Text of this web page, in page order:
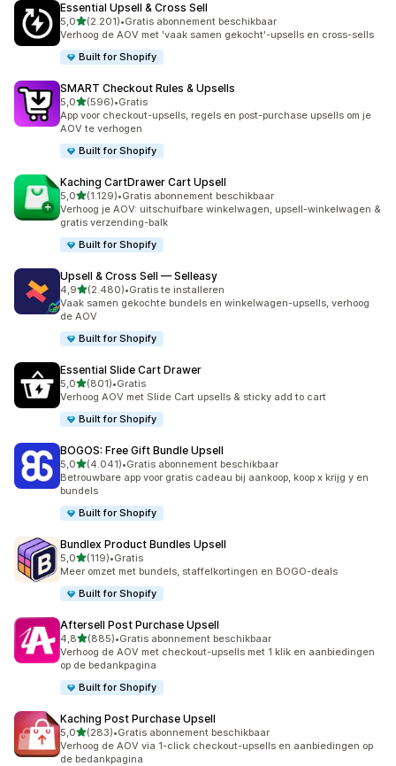
Essential Upsell & Cross Sell
5,0van 5 sterren
(2.201)
2201 recensies in totaal
•Gratis abonnement beschikbaar
Verhoog de AOV met 'vaak samen gekocht'-upsells en cross-sells
Built for Shopify
SMART Checkout Rules & Upsells
5,0van 5 sterren
(596)
596 recensies in totaal
•Gratis
App voor checkout-upsells, regels en post-purchase upsells om je
AOV te verhogen
Built for Shopify
Kaching CartDrawer Cart Upsell
5,0van 5 sterren
(1.129)
1129 recensies in totaal
•Gratis abonnement beschikbaar
Verhoog je AOV: uitschuifbare winkelwagen, upsell-winkelwagen &
gratis verzending-balk
Built for Shopify
Upsell & Cross Sell — Selleasy
4,9van 5 sterren
(2.480)
2480 recensies in totaal
•Gratis te installeren
Vaak samen gekochte bundels en winkelwagen-upsells, verhoog
de AOV
Built for Shopify
Essential Slide Cart Drawer
5,0van 5 sterren
(801)
801 recensies in totaal
•Gratis
Verhoog AOV met Slide Cart upsells & sticky add to cart
Built for Shopify
BOGOS: Free Gift Bundle Upsell
5,0van 5 sterren
(4.041)
4041 recensies in totaal
•Gratis abonnement beschikbaar
Betrouwbare app voor gratis cadeau bij aankoop, koop x krijg y en
bundels
Built for Shopify
Bundlex Product Bundles Upsell
5,0van 5 sterren
(119)
119 recensies in totaal
•Gratis
Meer omzet met bundels, staffelkortingen en BOGO-deals
Built for Shopify
Aftersell Post Purchase Upsell
4,8van 5 sterren
(885)
885 recensies in totaal
•Gratis abonnement beschikbaar
Verhoog de AOV met checkout-upsells met 1 klik en aanbiedingen
op de bedankpagina
Built for Shopify
Kaching Post Purchase Upsell
5,0van 5 sterren
(283)
283 recensies in totaal
•Gratis abonnement beschikbaar
Verhoog de AOV via 1-click checkout-upsells en aanbiedingen op
de bedankpagina